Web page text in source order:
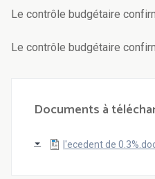
Le contrôle budgétaire
Le contrôle budgétaire
Documents à
l'ecedent de